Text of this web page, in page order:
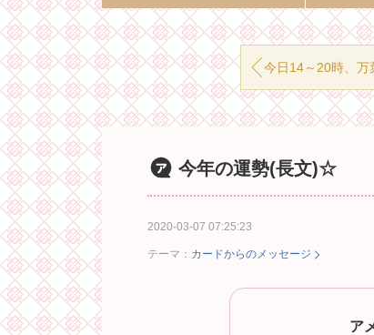
今日14～20時、万葉の湯3F占いブースに出てい
今年の運勢(長文)☆
2020-03-07 07:25:23
テーマ： カードからのメッセージ
ア